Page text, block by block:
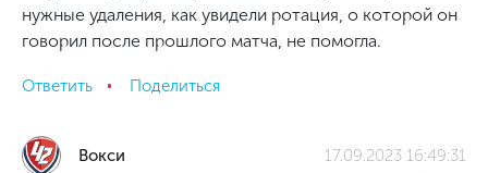
нужные удаления, как увидели ротация, о которой он
говорил после прошлого матча, не помогла.
Ответить Поделиться
Вокси
17.09.2023 16:49:31